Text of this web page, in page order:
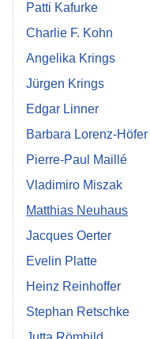
Patti Kafurke
Charlie F. Kohn
Angelika Krings
Jürgen Krings
Edgar Linner
Barbara Lorenz-Höfer
Pierre-Paul Maillé
Vladimiro Miszak
Matthias Neuhaus
Jacques Oerter
Evelin Platte
Heinz Reinhoffer
Stephan Retschke